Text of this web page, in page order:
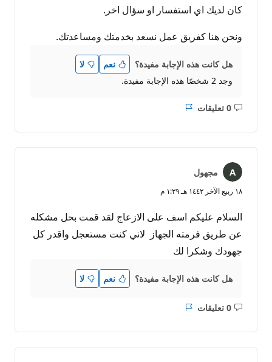
كان لديك اي استفسار او سؤال اخر.
ونحن هنا كفريق عمل نسعد بخدمتك ومساعدتك.
هل كانت هذه الإجابة مفيدة؟ نعم
لا
وجد 2 شخصًا هذه الإجابة مفيدة.
0 تعليقات ليست
التقرير
مجهول
١٨ ربيع الآخر ١٤٤٢ هـ ١:٢٩ م
السلام عليكم اسف على الازعاج لقد قمت بحل مشكله
عن طريق فرمته الجهاز لاني كنت مستعجل واقدر كل
جهودك وشكرا لك
هل كانت هذه الإجابة مفيدة؟ نعم لا
0 تعليقات ليست
التقرير